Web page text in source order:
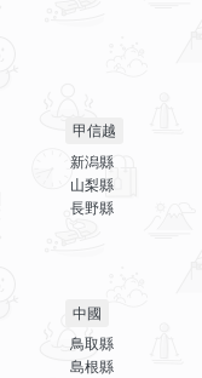
甲信越
新潟縣
山梨縣
長野縣
中國
鳥取縣
島根縣